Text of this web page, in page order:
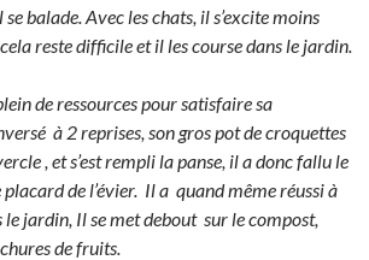
balade. Avec les chats, il s’excite moins
reste difficile et il les course dans le jardin.
de ressources pour satisfaire sa
à 2 reprises, son gros pot de croquettes
, et s’est rempli la panse, il a donc fallu le
placard de l’évier. Il a quand même réussi à
jardin, Il se met debout sur le compost,
de fruits.